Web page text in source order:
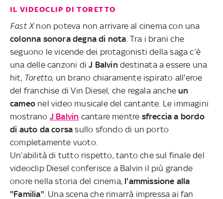
IL VIDEOCLIP DI TORETTO
Fast Xnon poteva non arrivare al cinema con una
colonna sonora degna di nota . Tra i brani che
seguono le vicende dei protagonisti della saga c’è
una delle canzoni diJ Balvindestinata a essere una
hit, Toretto, un brano chiaramente ispirato all'eroe
del franchise di Vin Diesel, che regala ancheun
cameo nel video musicale del cantante. Le immagini
mostrano J Balvin cantare mentre sfreccia a bordo
di auto da corsasullo sfondo di un porto
completamente vuoto.
Un’abilità di tutto rispetto, tanto che sul finale del
videoclip Diesel conferisce a Balvin il più grande
onore nella storia del cinema, l'ammissione alla
"Familia" . Una scena che rimarrà impressa ai fan